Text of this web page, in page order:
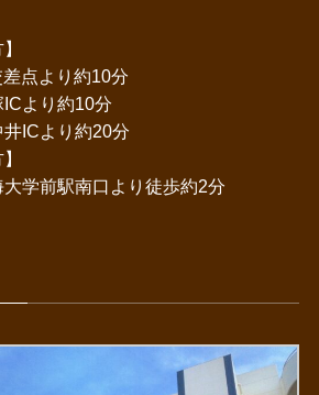
点より約10分
より約10分
ICより約20分
学前駅南口より徒歩約2分